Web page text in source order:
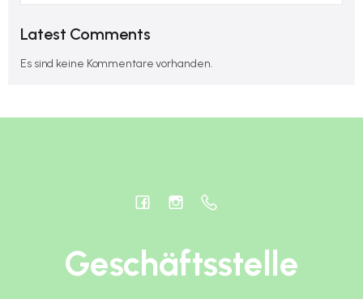
Latest Comments
Es sind keine Kommentare vorhanden.
Geschäftsstelle